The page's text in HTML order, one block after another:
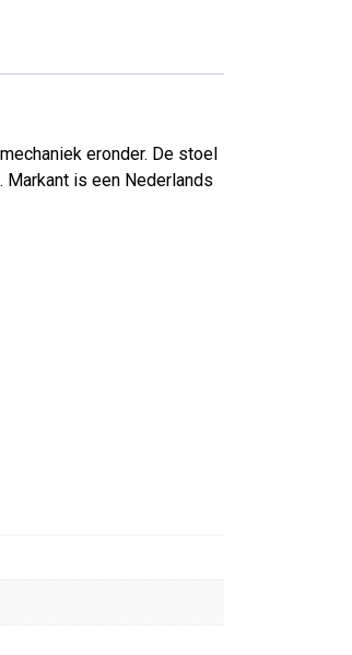
eronder. De stoel
is een Nederlands